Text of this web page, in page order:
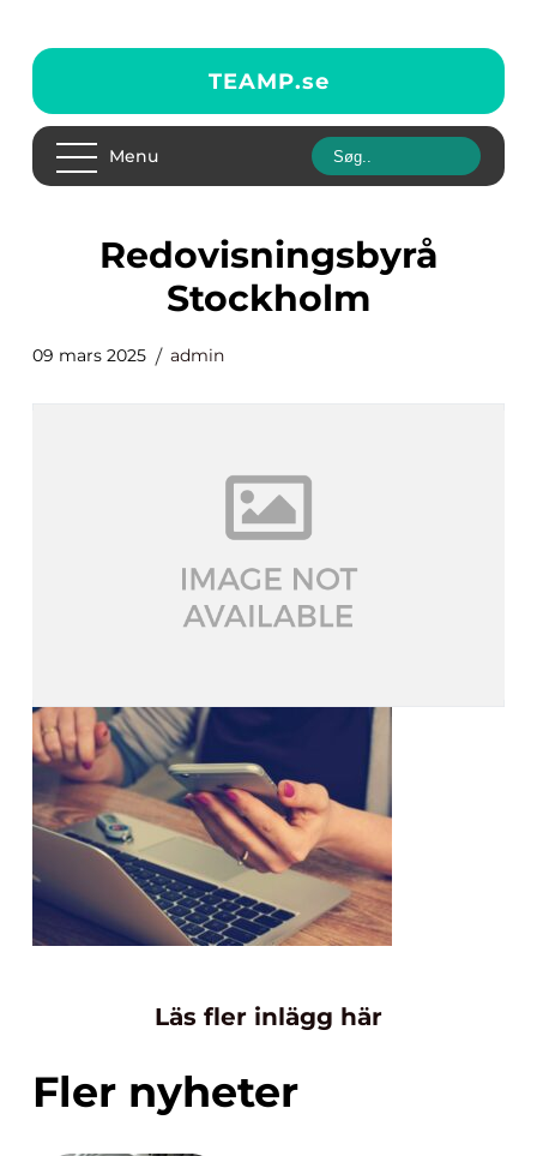
TEAMP.se
Menu
Redovisningsbyrå
Stockholm
09 mars 2025 admin
Läs fler inlägg här
Fler nyheter